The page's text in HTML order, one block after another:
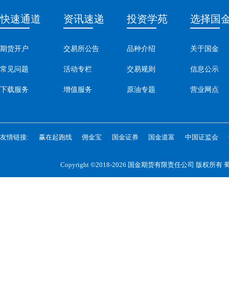
快速通道
期货开户
常见问题
下载服务
资讯速递
交易所公告
活动专栏
增值服务
投资学苑
品种介绍
交易规则
原油专题
选择国
关于国金
信息公示
营业网点
友情链接: 赢在起跑线 佣金宝 国金证券 国金道富 中国证监会
Copyright ©2018-2026 国金期货有限责任公司 版权所有